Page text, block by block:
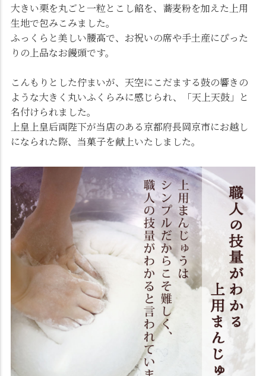
大きい栗を丸ごと一粒とこし餡を、蕎麦粉を加えた上用
生地で包みこみました。
ふっくらと美しい腰高で、お祝いの席や手土産にぴった
りの上品なお饅頭です。
こんもりとした佇まいが、天空にこだまする鼓の響きの
ような大きく丸いふくらみに感じられ、「天上天鼓」と
名付けられました。
上皇上皇后両陛下が当店のある京都府長岡京市にお越し
になられた際、当菓子を献上いたしました。